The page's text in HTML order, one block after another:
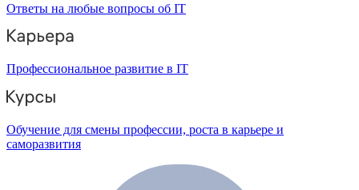
Ответы на любые вопросы об IT
Профессиональное развитие в IT
Обучение для смены профессии, роста в карьере и
саморазвития